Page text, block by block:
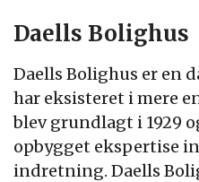
Daells Bolighus
Daells Bolighus er en
har eksisteret i mere
blev grundlagt i 1929
opbygget ekspertise
indretning. Daells